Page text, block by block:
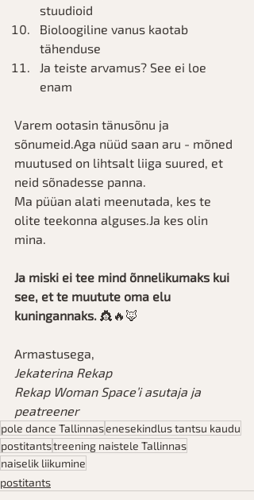
stuudioid
Bioloogiline vanus kaotab
tähenduse
Ja teiste arvamus? See ei loe
enam
Varem ootasin tänusõnu ja
sõnumeid.Aga nüüd saan aru - mõned
muutused on lihtsalt liiga suured, et
neid sõnadesse panna.
Ma püüan alati meenutada, kes te
olite teekonna alguses.Ja kes olin
mina.
Ja miski ei tee mind õnnelikumaks kui
see, et te muutute oma elu
kuningannaks. 👸🔥🦊
Armastusega,
Jekaterina Rekap
Rekap Woman Space’i asutaja ja
peatreener
pole dance Tallinnasenesekindlus tantsu kaudu
postitantstreening naistele Tallinnas
naiselik liikumine
postitants